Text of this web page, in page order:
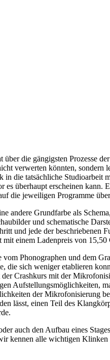
die gängigsten Prozesse
verwerten könnten,
die tatsächliche
überhaupt erscheinen
die jeweiligen Programme
andere Grundfarbe als
und schematische
und jede der
einem Ladenpreis von 15,50
Phonographen und dem
die sich weniger etablieren
Crashkurs mit der
Aufstellungsmöglichkeiten,
der Mikrofonisierung
lässt, einen Teil des
auch den Aufbau eines
kennen alle wichtigen